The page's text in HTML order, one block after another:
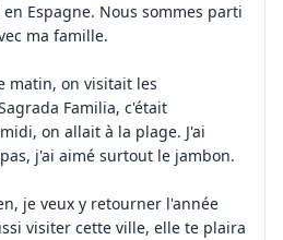
Espagne. Nous sommes parti
ma famille.
matin, on visitait les
Familia, c'était
on allait à la plage. J'ai
j'ai aimé surtout le jambon.
je veux y retourner l'année
visiter cette ville, elle te plaira